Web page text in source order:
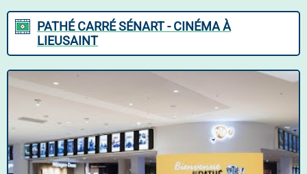
PATHÉ CARRÉ SÉNART - CINÉMA À
LIEUSAINT